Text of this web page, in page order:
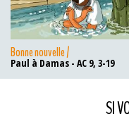
Bonne nouvelle /
Paul à Damas - AC 9, 3-19
SI